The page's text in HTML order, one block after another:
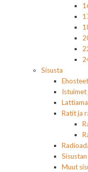
Sisusta
Ehosteet
Ratit ja
Muut